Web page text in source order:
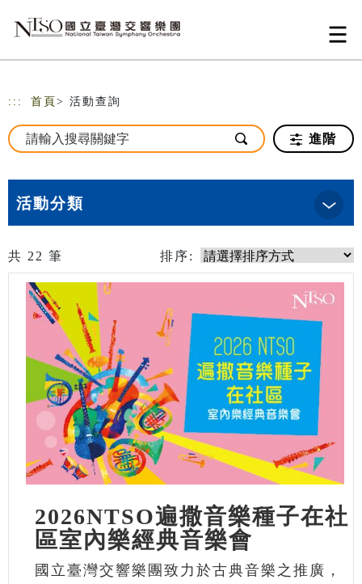
::: 首頁 > 活動查詢
進階
活動分類
共 22 筆 排序:
2026NTSO遍撒音樂種子在社
區室內樂經典音樂會
國立臺灣交響樂團致力於古典音樂之推廣，